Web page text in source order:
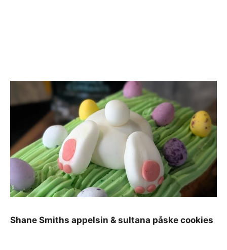
Shane Smiths appelsin & sultana påske cookies